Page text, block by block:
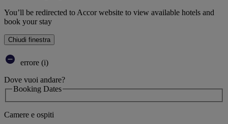
You’ll be redirected to Accor website to view available hotels and
book your stay
Chiudi finestra
errore (i)
Dove vuoi andare?
Booking Dates
Camere e ospiti